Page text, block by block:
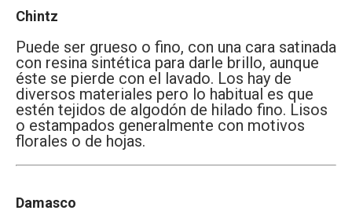
Chintz
Puede ser grueso o fino, con una cara satinada
con resina sintética para darle brillo, aunque
éste se pierde con el lavado. Los hay de
diversos materiales pero lo habitual es que
estén tejidos de algodón de hilado fino. Lisos
o estampados generalmente con motivos
florales o de hojas.
Damasco